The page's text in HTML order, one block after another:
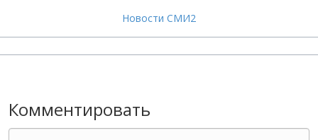
Новости СМИ2
Комментировать